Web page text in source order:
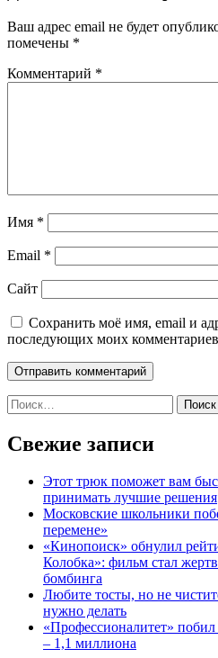
Ваш адрес email не будет
помечены *
Комментарий *
Имя *
Email *
Сайт
Сохранить моё имя, email и
последующих моих
Найти:
Свежие записи
Этот трюк поможет вам
принимать лучшие решения
Московские школьники
перемене»
«Кинопоиск» обнулил
Колобка»: фильм стал
бомбинга
Любите тосты, но не
нужно делать
«Профессионалитет»
– 1,1 миллиона